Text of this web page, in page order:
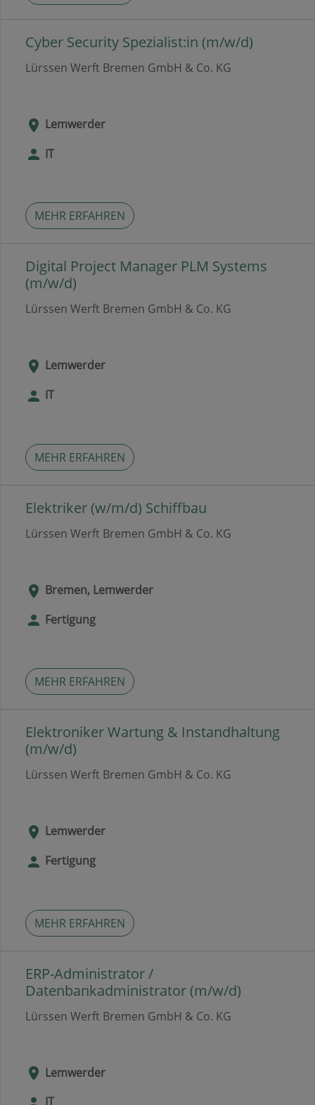
Cyber Security Spezialist:in (m/w/d)
Lürssen Werft Bremen GmbH & Co. KG
Lemwerder
IT
MEHR ERFAHREN
Digital Project Manager PLM Systems
(m/w/d)
Lürssen Werft Bremen GmbH & Co. KG
Lemwerder
IT
MEHR ERFAHREN
Elektriker (w/m/d) Schiffbau
Lürssen Werft Bremen GmbH & Co. KG
Bremen, Lemwerder
Fertigung
MEHR ERFAHREN
Elektroniker Wartung & Instandhaltung
(m/w/d)
Lürssen Werft Bremen GmbH & Co. KG
Lemwerder
Fertigung
MEHR ERFAHREN
ERP-Administrator /
Datenbankadministrator (m/w/d)
Lürssen Werft Bremen GmbH & Co. KG
Lemwerder
IT